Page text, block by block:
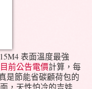
表面溫度最強
目前公告電價計算，每
是節能省碳顧荷包的
，天性怕冷的吉娃